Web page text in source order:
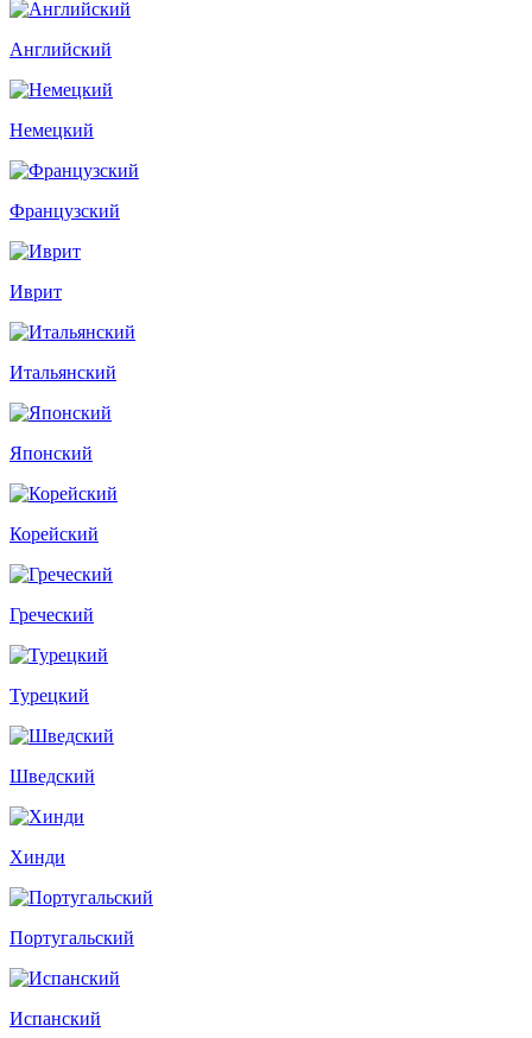
Английский
Немецкий
Французский
Иврит
Итальянский
Японский
Корейский
Греческий
Турецкий
Шведский
Хинди
Португальский
Испанский